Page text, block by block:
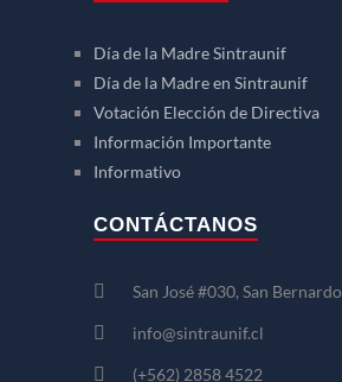
Día de la Madre Sintraunif
Día de la Madre en Sintraunif
Votación Elección de Directiva
Información Importante
Informativo
CONTÁCTANOS
San José #030, San Bernardo
info@sintraunif.cl
(+562) 2858 4522